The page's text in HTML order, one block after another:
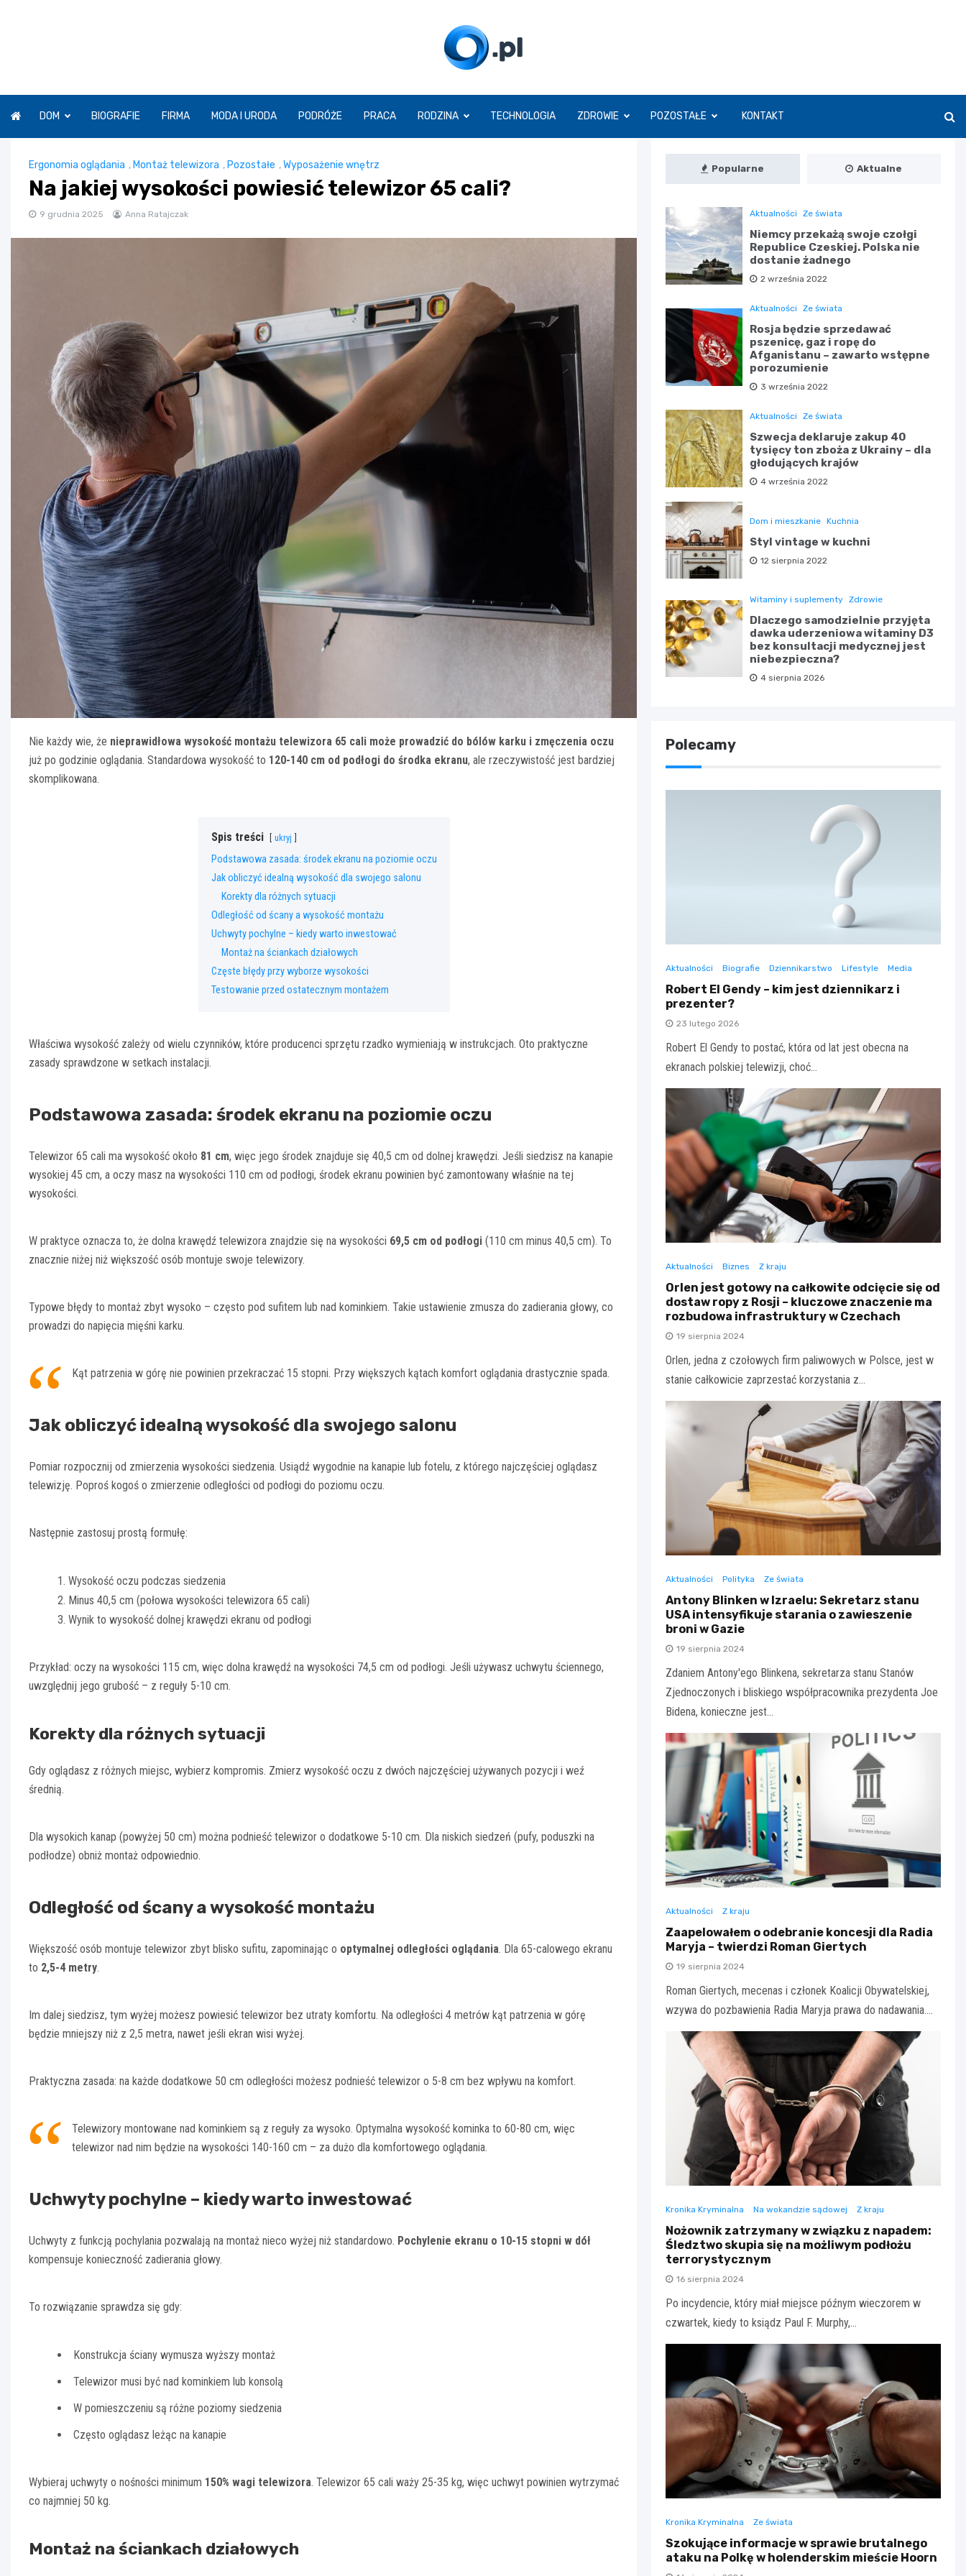
O.pl
DOM BIOGRAFIE FIRMA MODA I URODA PODRÓŻE PRACA RODZINA TECHNOLOGIA ZDROWIE POZOSTAŁE KONTAKT
Ergonomia oglądania , Montaż telewizora , Pozostałe ,Wyposażenie wnętrz
Na jakiej wysokości powiesić telewizor 65 cali?
9 grudnia 2025 Anna Ratajczak
Nie każdy wie, że nieprawidłowa wysokość montażu telewizora 65 cali może prowadzić do bólów karku i zmęczenia oczu
już po godzinie oglądania. Standardowa wysokość to 120-140 cm od podłogi do środka ekranu, ale rzeczywistość jest bardziej
skomplikowana.
Spis treści ukryj
Podstawowa zasada: środek ekranu na poziomie oczu
Jak obliczyć idealną wysokość dla swojego salonu
Korekty dla różnych sytuacji
Odległość od ścany a wysokość montażu
Uchwyty pochylne – kiedy warto inwestować
Montaż na ściankach działowych
Częste błędy przy wyborze wysokości
Testowanie przed ostatecznym montażem
Właściwa wysokość zależy od wielu czynników, które producenci sprzętu rzadko wymieniają w instrukcjach. Oto praktyczne
zasady sprawdzone w setkach instalacji.
Podstawowa zasada: środek ekranu na poziomie oczu
Telewizor 65 cali ma wysokość około 81 cm, więc jego środek znajduje się 40,5 cm od dolnej krawędzi. Jeśli siedzisz na kanapie
wysokiej 45 cm, a oczy masz na wysokości 110 cm od podłogi, środek ekranu powinien być zamontowany właśnie na tej
wysokości.
W praktyce oznacza to, że dolna krawędź telewizora znajdzie się na wysokości 69,5 cm od podłogi (110 cm minus 40,5 cm). To
znacznie niżej niż większość osób montuje swoje telewizory.
Typowe błędy to montaż zbyt wysoko – często pod sufitem lub nad kominkiem. Takie ustawienie zmusza do zadierania głowy, co
prowadzi do napięcia mięśni karku.
Kąt patrzenia w górę nie powinien przekraczać 15 stopni. Przy większych kątach komfort oglądania drastycznie spada.
Jak obliczyć idealną wysokość dla swojego salonu
Pomiar rozpocznij od zmierzenia wysokości siedzenia. Usiądź wygodnie na kanapie lub fotelu, z którego najczęściej oglądasz
telewizję. Poproś kogoś o zmierzenie odległości od podłogi do poziomu oczu.
Następnie zastosuj prostą formułę:
Wysokość oczu podczas siedzenia
Minus 40,5 cm (połowa wysokości telewizora 65 cali)
Wynik to wysokość dolnej krawędzi ekranu od podłogi
Przykład: oczy na wysokości 115 cm, więc dolna krawędź na wysokości 74,5 cm od podłogi. Jeśli używasz uchwytu ściennego,
uwzględnij jego grubość – z reguły 5-10 cm.
Korekty dla różnych sytuacji
Gdy oglądasz z różnych miejsc, wybierz kompromis. Zmierz wysokość oczu z dwóch najczęściej używanych pozycji i weź
średnią.
Dla wysokich kanap (powyżej 50 cm) można podnieść telewizor o dodatkowe 5-10 cm. Dla niskich siedzeń (pufy, poduszki na
podłodze) obniż montaż odpowiednio.
Odległość od ścany a wysokość montażu
Większość osób montuje telewizor zbyt blisko sufitu, zapominając o optymalnej odległości oglądania. Dla 65-calowego ekranu
to 2,5-4 metry.
Im dalej siedzisz, tym wyżej możesz powiesić telewizor bez utraty komfortu. Na odległości 4 metrów kąt patrzenia w górę
będzie mniejszy niż z 2,5 metra, nawet jeśli ekran wisi wyżej.
Praktyczna zasada: na każde dodatkowe 50 cm odległości możesz podnieść telewizor o 5-8 cm bez wpływu na komfort.
Telewizory montowane nad kominkiem są z reguły za wysoko. Optymalna wysokość kominka to 60-80 cm, więc
telewizor nad nim będzie na wysokości 140-160 cm – za dużo dla komfortowego oglądania.
Uchwyty pochylne – kiedy warto inwestować
Uchwyty z funkcją pochylania pozwalają na montaż nieco wyżej niż standardowo. Pochylenie ekranu o 10-15 stopni w dół
kompensuje konieczność zadierania głowy.
To rozwiązanie sprawdza się gdy:
Konstrukcja ściany wymusza wyższy montaż
Telewizor musi być nad kominkiem lub konsolą
W pomieszczeniu są różne poziomy siedzenia
Często oglądasz leżąc na kanapie
Wybieraj uchwyty o nośności minimum 150% wagi telewizora. Telewizor 65 cali waży 25-35 kg, więc uchwyt powinien wytrzymać
co najmniej 50 kg.
Montaż na ściankach działowych
Popularne Aktualne
Aktualności Ze świata
Niemcy przekażą swoje czołgi
Republice Czeskiej. Polska nie
dostanie żadnego
2 września 2022
Aktualności Ze świata
Rosja będzie sprzedawać
pszenicę, gaz i ropę do
Afganistanu – zawarto wstępne
porozumienie
3 września 2022
Aktualności Ze świata
Szwecja deklaruje zakup 40
tysięcy ton zboża z Ukrainy – dla
głodujących krajów
4 września 2022
Dom i mieszkanie Kuchnia
Styl vintage w kuchni
12 sierpnia 2022
Witaminy i suplementy Zdrowie
Dlaczego samodzielnie przyjęta
dawka uderzeniowa witaminy D3
bez konsultacji medycznej jest
niebezpieczna?
4 sierpnia 2026
Polecamy
Aktualności Biografie Dziennikarstwo Lifestyle Media
Robert El Gendy – kim jest dziennikarz i
prezenter?
23 lutego 2026
Robert El Gendy to postać, która od lat jest obecna na
ekranach polskiej telewizji, choć…
Aktualności Biznes Z kraju
Orlen jest gotowy na całkowite odcięcie się od
dostaw ropy z Rosji – kluczowe znaczenie ma
rozbudowa infrastruktury w Czechach
19 sierpnia 2024
Orlen, jedna z czołowych firm paliwowych w Polsce, jest w
stanie całkowicie zaprzestać korzystania z…
Aktualności Polityka Ze świata
Antony Blinken w Izraelu: Sekretarz stanu
USA intensyfikuje starania o zawieszenie
broni w Gazie
19 sierpnia 2024
Zdaniem Antony'ego Blinkena, sekretarza stanu Stanów
Zjednoczonych i bliskiego współpracownika prezydenta Joe
Bidena, konieczne jest…
Aktualności Z kraju
Zaapelowałem o odebranie koncesji dla Radia
Maryja – twierdzi Roman Giertych
19 sierpnia 2024
Roman Giertych, mecenas i członek Koalicji Obywatelskiej,
wzywa do pozbawienia Radia Maryja prawa do nadawania.…
Kronika Kryminalna Na wokandzie sądowej Z kraju
Nożownik zatrzymany w związku z napadem:
Śledztwo skupia się na możliwym podłożu
terrorystycznym
16 sierpnia 2024
Po incydencie, który miał miejsce późnym wieczorem w
czwartek, kiedy to ksiądz Paul F. Murphy,…
Kronika Kryminalna Ze świata
Szokujące informacje w sprawie brutalnego
ataku na Polkę w holenderskim mieście Hoorn